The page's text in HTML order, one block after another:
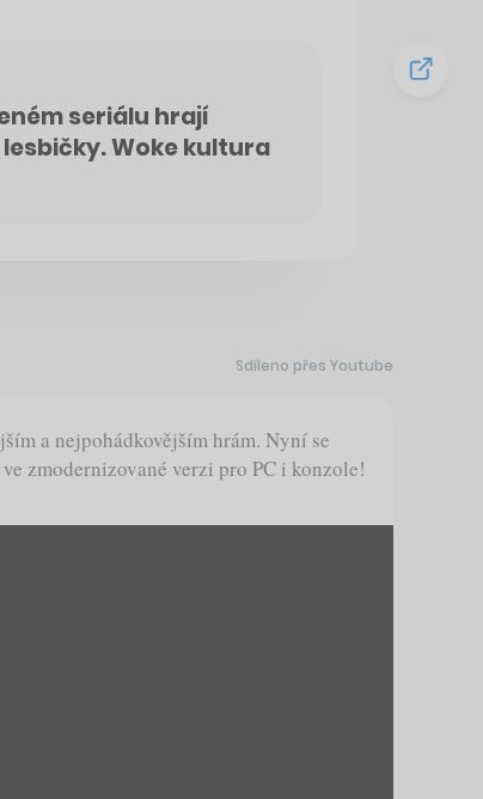
seriálu hrají
Woke kultura
Sdíleno přes Youtube
a nejpohádkovějším hrám. Nyní se
zmodernizované verzi pro PC i konzole!